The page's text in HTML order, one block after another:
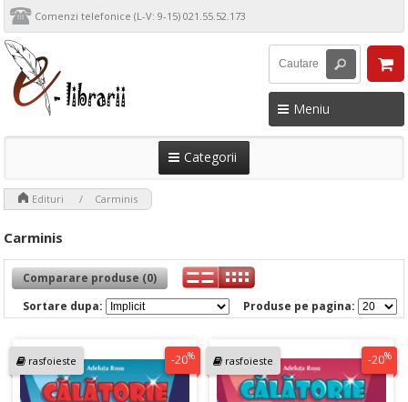
Comenzi telefonice (L-V: 9-15) 021.55.52.173
Meniu
Categorii
Edituri Carminis
Carminis
Comparare produse (0)
Produse pe pagina:
Sortare dupa:
rasfoieste -20% rasfoieste -20%